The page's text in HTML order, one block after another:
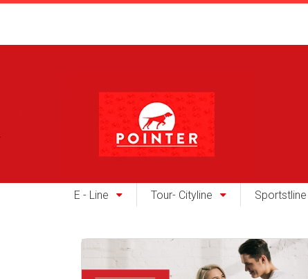
E - Line Tour- Cityline Sportstline